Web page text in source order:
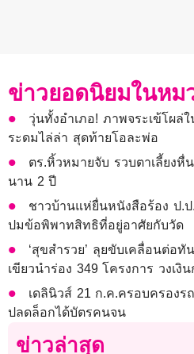
ข่าวยอดนิยมในหม
วุ่นทั้งอําเภอ! ภาพจระเข้โผล่
ระดมไล่ล่า สุดท้ายโอละพ่อ
ตร.หิ้วหมายจับ รวบตาเลี้ยงหื่
นาน 2 ปี
ชาวบ้านแห่ยื่นหนังสือร้อง ป.
ปมข้อพิพาทสิทธิที่อยู่อาศัยกับวัด
‘สุขสำรวย’ ลุยขับเคลื่อนต่อทั
เขียวนำร่อง 349 โครงการ วงเงิ
เดลินิวส์ 21 ก.ค.ครอบครองร
ปลดล็อกได้บัตรคนจน
ข่าวล่าสุด